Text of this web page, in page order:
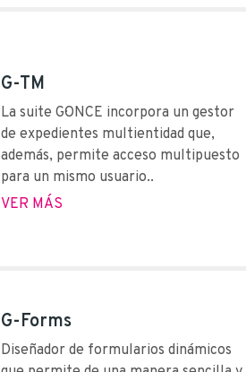
G-TM
La suite G·ONCE incorpora un gestor
de expedientes multientidad que,
además, permite acceso multipuesto
para un mismo usuario..
VER MÁS
G-Forms
Diseñador de formularios dinámicos